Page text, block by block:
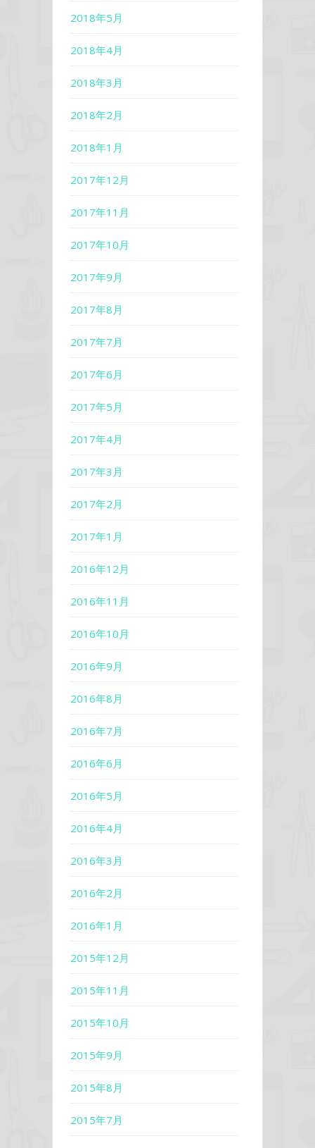
2018年5月
2018年4月
2018年3月
2018年2月
2018年1月
2017年12月
2017年11月
2017年10月
2017年9月
2017年8月
2017年7月
2017年6月
2017年5月
2017年4月
2017年3月
2017年2月
2017年1月
2016年12月
2016年11月
2016年10月
2016年9月
2016年8月
2016年7月
2016年6月
2016年5月
2016年4月
2016年3月
2016年2月
2016年1月
2015年12月
2015年11月
2015年10月
2015年9月
2015年8月
2015年7月